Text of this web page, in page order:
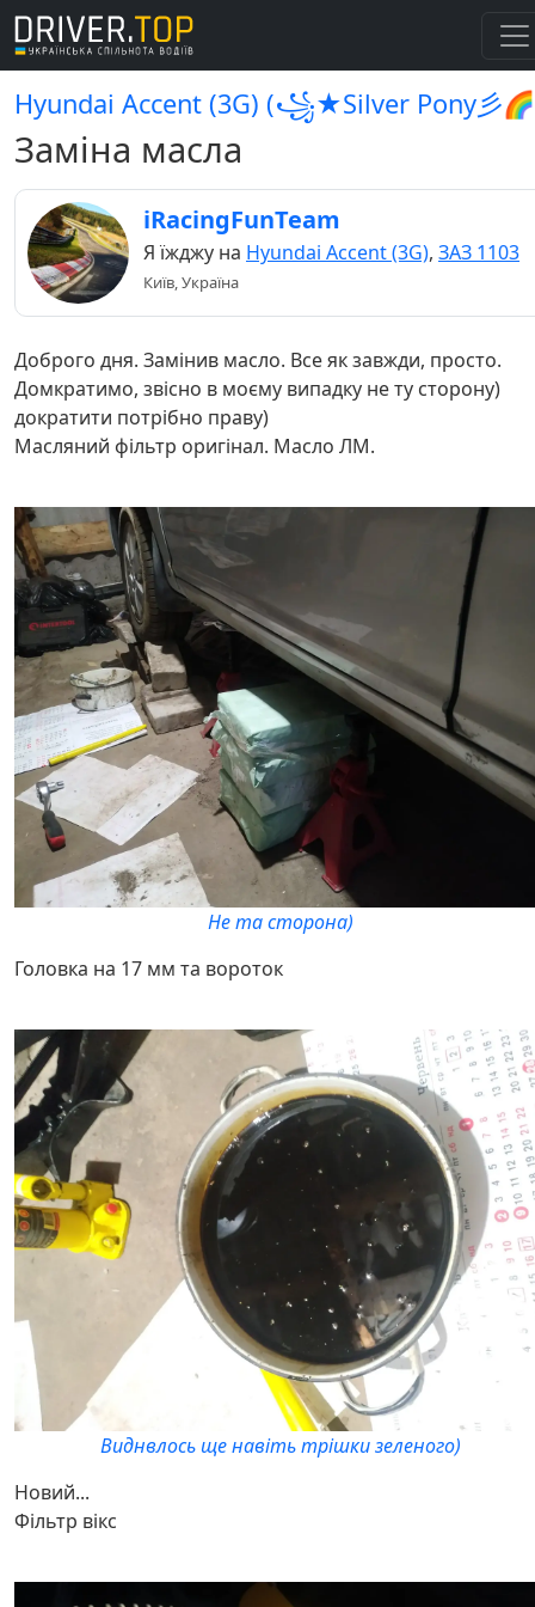
Hyundai Accent (3G) (꧁★Silver Pony彡
Заміна масла
iRacingFunTeam
Я їжджу на Hyundai Accent (3G), ЗАЗ 1103
Київ, Україна
Доброго дня. Замінив масло. Все як завжди, просто.
Домкратимо, звісно в моєму випадку не ту сторону)
дократити потрібно праву)
Масляний фільтр оригінал. Масло ЛМ.
Не та сторона)
Головка на 17 мм та вороток
Виднвлось ще навіть трішки зеленого)
Новий...
Фільтр вікс